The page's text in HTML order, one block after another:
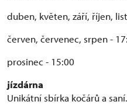
duben, květen, září, říjen,
červen, červenec, srpen -
prosinec - 15:00
jízdárna
Unikátní sbírka kočárů a